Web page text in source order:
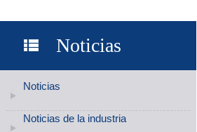
Noticias
Noticias
Noticias de la industria